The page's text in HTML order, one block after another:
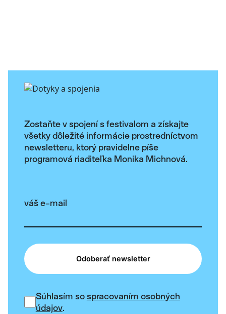
Zostaňte v spojení s festivalom a získajte
všetky dôležité informácie prostredníctvom
newsletteru, ktorý pravidelne píše
programová riaditeľka Monika Michnová.
váš e-mail
Odoberať newsletter
Súhlasím sospracovaním osobných
údajov.